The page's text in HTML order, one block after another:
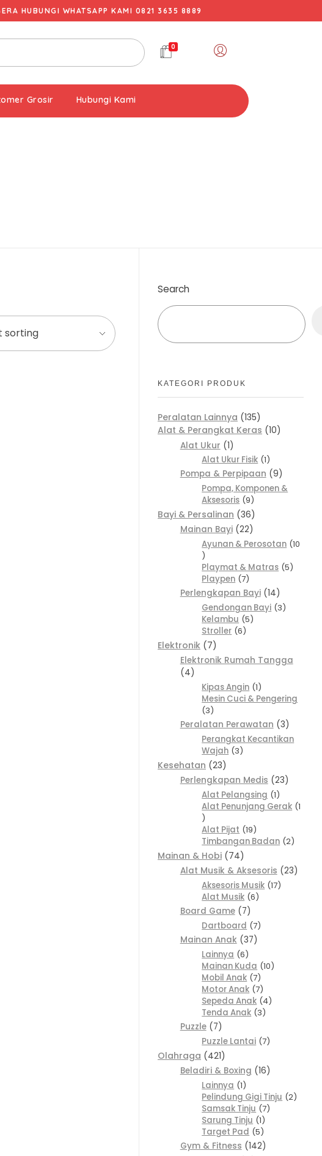
HUBUNGI WHATSAPP KAMI 0821 3635 8889
0
Grosir Hubungi Kami
Search
KATEGORI PRODUK
Peralatan Lainnya 135
Alat & Perangkat Keras 10
Alat Ukur
1
Alat Ukur Fisik 1
Pompa & Perpipaan
9
Pompa, Komponen &
Aksesoris 9
Bayi & Persalinan 36
Mainan Bayi 22
Ayunan & Perosotan 10
Playmat & Matras 5
Playpen 7
Perlengkapan Bayi 14
Gendongan Bayi 3
Kelambu 5
Stroller 6
Elektronik 7
Elektronik Rumah Tangga
4
Kipas Angin 1
Mesin Cuci & Pengering
3
Peralatan Perawatan
3
Perangkat Kecantikan
Wajah 3
Kesehatan 23
Perlengkapan Medis
23
Alat Pelangsing 1
Alat Penunjang Gerak 1
Alat Pijat 19
Timbangan Badan 2
Mainan & Hobi 74
Alat Musik & Aksesoris
23
Aksesoris Musik 17
Alat Musik 6
Board Game
7
Dartboard 7
Mainan Anak
37
Lainnya 6
Mainan Kuda 10
Mobil Anak 7
Motor Anak 7
Sepeda Anak 4
Tenda Anak 3
Puzzle
7
Puzzle Lantai 7
Olahraga 421
Beladiri & Boxing
16
Lainnya 1
Pelindung Gigi Tinju 2
Samsak Tinju 7
Sarung Tinju 1
Target Pad 5
Gym & Fitness
142